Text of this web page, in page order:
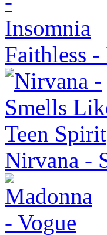
Faithless
Nirvana -